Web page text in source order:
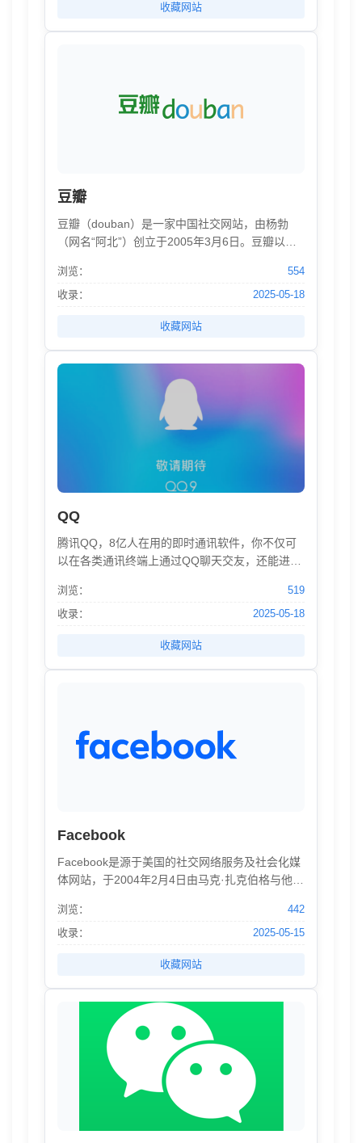
收藏网站
豆瓣
豆瓣（douban）是一家中国社交网站，由杨勃
（网名“阿北”）创立于2005年3月6日。豆瓣以书
籍、电影、电视、音乐、游戏、舞台剧等作品的
信息，无论描述还是评论都由用户提供。网站还
等多种服务功能，它更像一个集品味系统（读
书、电影、电视、音乐）、表达系统（我读、我
看、我听）和交流系统（同城、小组、友邻）于
一体的创新网络服务，一直致力于帮助都市人群
发现生活中有用的事物。
浏览：
554
收录：
2025-05-18
收藏网站
QQ
腾讯QQ，8亿人在用的即时通讯软件，你不仅可
以在各类通讯终端上通过QQ聊天交友，还能进行
文件。欢迎访问QQ官方网站，下载体验最新版
QQ，了解QQ最新功能。
浏览：
519
收录：
2025-05-18
收藏网站
Facebook
Facebook是源于美国的社交网络服务及社会化媒
体网站，于2004年2月4日由马克·扎克伯格与他的
特奥县门洛帕克市。目前尚无官方的中文译名，
习惯译为脸书、脸谱等。Facebook用户除了文字
声音媒体消息给其他用户，以及透过集成的地图
功能分享用户的所在位置。
浏览：
442
收录：
2025-05-15
收藏网站